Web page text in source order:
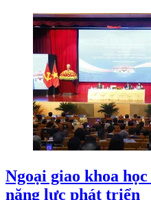
Ngoại giao khoa
năng lực phát triển